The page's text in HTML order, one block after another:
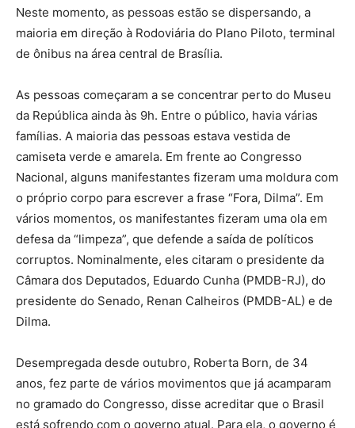
Neste momento, as pessoas estão se dispersando, a
maioria em direção à Rodoviária do Plano Piloto, terminal
de ônibus na área central de Brasília.
As pessoas começaram a se concentrar perto do Museu
da República ainda às 9h. Entre o público, havia várias
famílias. A maioria das pessoas estava vestida de
camiseta verde e amarela. Em frente ao Congresso
Nacional, alguns manifestantes fizeram uma moldura com
o próprio corpo para escrever a frase “Fora, Dilma”. Em
vários momentos, os manifestantes fizeram uma ola em
defesa da “limpeza”, que defende a saída de políticos
corruptos. Nominalmente, eles citaram o presidente da
Câmara dos Deputados, Eduardo Cunha (PMDB-RJ), do
presidente do Senado, Renan Calheiros (PMDB-AL) e de
Dilma.
Desempregada desde outubro, Roberta Born, de 34
anos, fez parte de vários movimentos que já acamparam
no gramado do Congresso, disse acreditar que o Brasil
está sofrendo com o governo atual. Para ela, o governo é